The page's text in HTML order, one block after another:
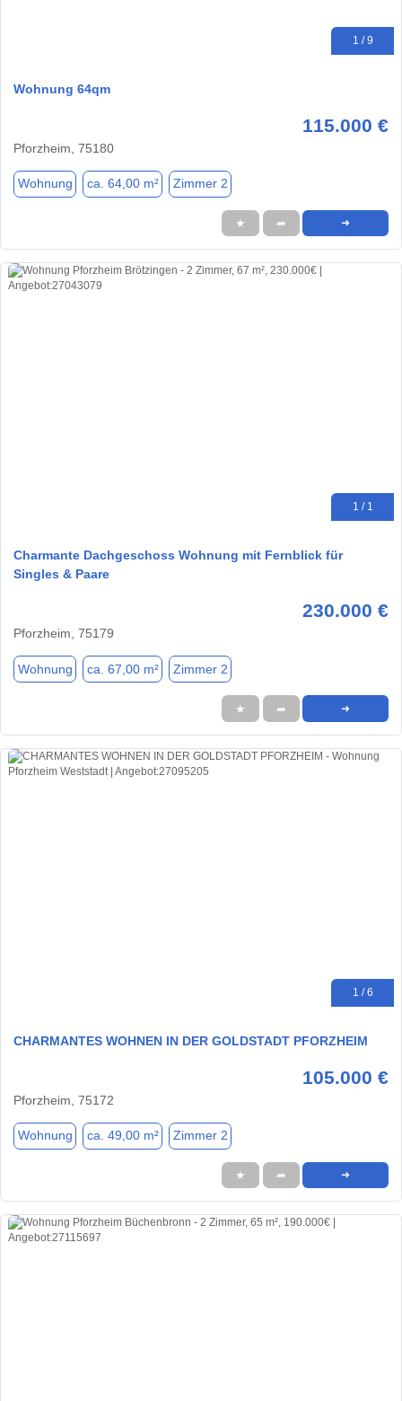
1 / 9
Wohnung 64qm
115.000 €
Pforzheim, 75180
Wohnung ca. 64,00 m² Zimmer 2
★ ➦ ➜
1 / 1
Charmante Dachgeschoss Wohnung mit Fernblick für
Singles & Paare
230.000 €
Pforzheim, 75179
Wohnung ca. 67,00 m² Zimmer 2
★ ➦ ➜
1 / 6
CHARMANTES WOHNEN IN DER GOLDSTADT PFORZHEIM
105.000 €
Pforzheim, 75172
Wohnung ca. 49,00 m² Zimmer 2
★ ➦ ➜